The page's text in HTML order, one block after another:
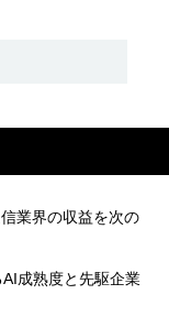
業界の収益を次の
AI成熟度と先駆企業